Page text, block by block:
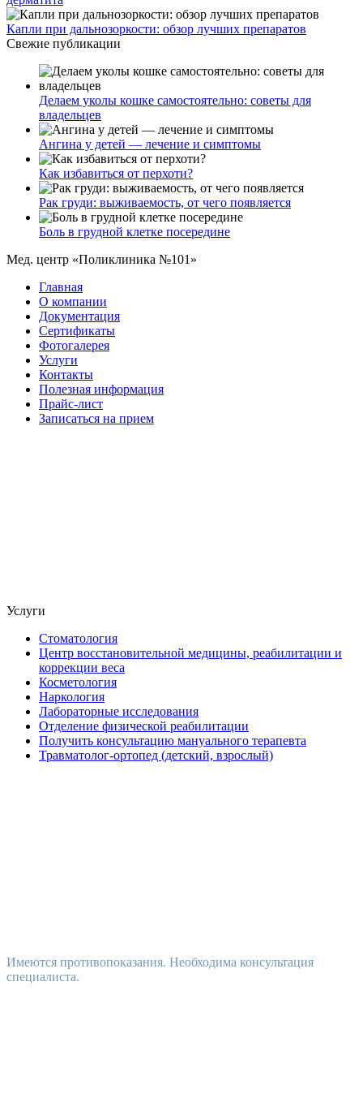
Капли при дальнозоркости: обзор лучших препаратов
Свежие публикации
Делаем уколы кошке самостоятельно: советы для
владельцев
Ангина у детей — лечение и симптомы
Как избавиться от перхоти?
Рак груди: выживаемость, от чего появляется
Боль в грудной клетке посередине
Мед. центр «Поликлиника №101»
Главная
О компании
Документация
Сертификаты
Фотогалерея
Услуги
Контакты
Полезная информация
Прайс-лист
Записаться на прием
Услуги
Стоматология
Центр восстановительной медицины, реабилитации и
коррекции веса
Косметология
Наркология
Лабораторные исследования
Отделение физической реабилитации
Получить консультацию мануального терапевта
Травматолог-ортопед (детский, взрослый)
Имеются противопоказания. Необходима консультация
специалиста.